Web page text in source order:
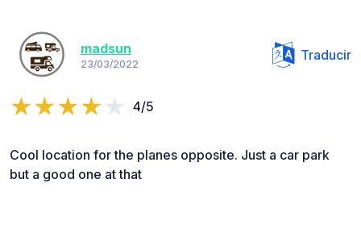
madsun
23/03/2022
Traducir
4/5
Cool location for the planes opposite. Just a car park
but a good one at that